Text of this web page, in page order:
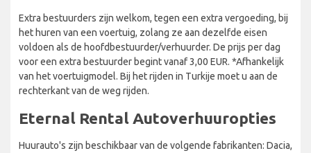
Extra bestuurders zijn welkom, tegen een extra vergoeding, bij
het huren van een voertuig, zolang ze aan dezelfde eisen
voldoen als de hoofdbestuurder/verhuurder. De prijs per dag
voor een extra bestuurder begint vanaf 3,00 EUR. *Afhankelijk
van het voertuigmodel. Bij het rijden in Turkije moet u aan de
rechterkant van de weg rijden.
Eternal Rental Autoverhuuropties
Huurauto's zijn beschikbaar van de volgende fabrikanten: Dacia,